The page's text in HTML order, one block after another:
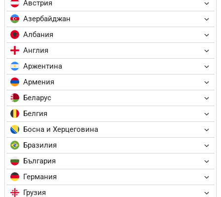
Австрия
Азербайджан
Албания
Англия
Аржентина
Армения
Беларус
Белгия
Босна и Херцеговина
Бразилия
България
Германия
Грузия